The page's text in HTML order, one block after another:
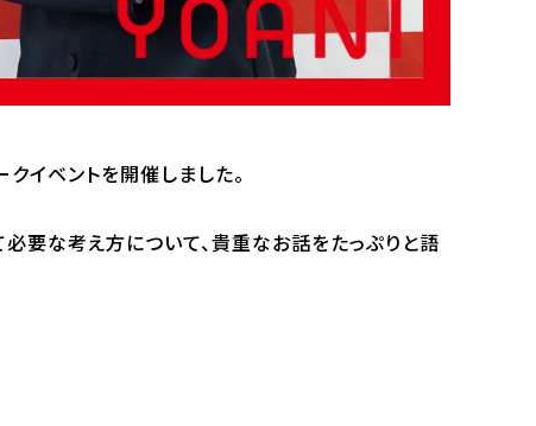
合わせ
リシー
反社会的勢力に
対する基本方針
情報セキュリティ方針
イベントを開催しました。
要な考え方について、貴重なお話をたっぷりと語